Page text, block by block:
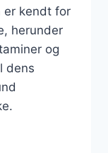
er kendt for
herunder
og
dens